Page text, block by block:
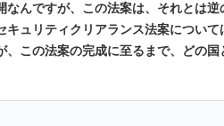
んですが、この法案は、それとは
ュリティクリアランス法案につい
この法案の完成に至るまで、どの